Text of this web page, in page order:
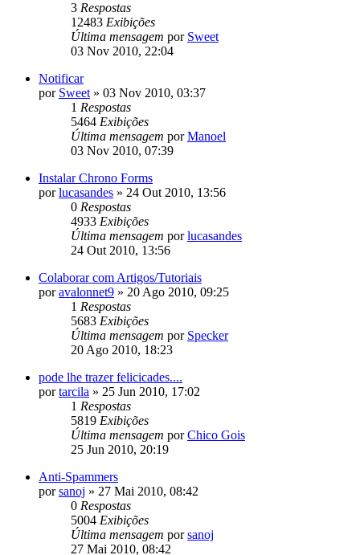
3 Respostas
12483 Exibições
Última mensagem por Sweet
03 Nov 2010, 22:04
Notificar
por Sweet » 03 Nov 2010, 03:37
1 Respostas
5464 Exibições
Última mensagem porManoel
03 Nov 2010, 07:39
Instalar Chrono Forms
porlucasandes » 24 Out 2010, 13:56
0 Respostas
4933 Exibições
Última mensagem porlucasandes
24 Out 2010, 13:56
Colaborar com Artigos/Tutoriais
poravalonnet9 » 20 Ago 2010, 09:25
1 Respostas
5683 Exibições
Última mensagem por Specker
20 Ago 2010, 18:23
pode lhe trazer felicicades....
portarcila » 25 Jun 2010, 17:02
1 Respostas
5819 Exibições
Última mensagem porChico Gois
25 Jun 2010, 20:19
Anti-Spammers
porsanoj » 27 Mai 2010, 08:42
0 Respostas
5004 Exibições
Última mensagem porsanoj
27 Mai 2010, 08:42